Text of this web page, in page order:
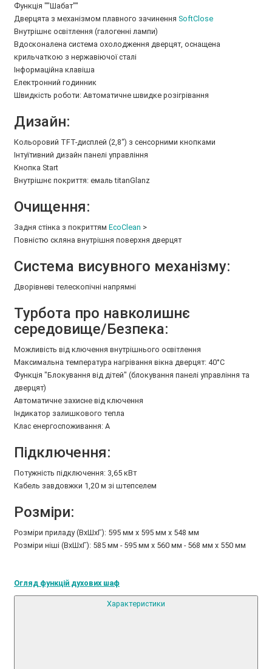
Функція ""Шабат""
Дверцята з механізмом плавного зачинення SoftClose
Внутрішнє освітлення (галогенні лампи)
Вдосконалена система охолодження дверцят, оснащена
крильчаткою з нержавіючої сталі
Інформаційна клавіша
Електронний годинник
Швидкість роботи: Автоматичне швидке розігрівання
Дизайн:
Кольоровий TFT-дисплей (2,8“) з сенсорними кнопками
Інтуїтивний дизайн панелі управління
Кнопка Start
Внутрішнє покриття: емаль titanGlanz
Очищення:
Задня стінка з покриттям EcoClean >
Повністю скляна внутрішня поверхня дверцят
Система висувного механізму:
Дворівневі телескопічні напрямні
Турбота про навколишнє
середовище/Безпека:
Можливість від ключення внутрішнього освітлення
Максимальна температура нагрівання вікна дверцят: 40°C
Функція "Блокування від дітей" (блокування панелі управління та
дверцят)
Автоматичне захисне від ключення
Індикатор залишкового тепла
Клас енергоспоживання: A
Підключення:
Потужність підключення: 3,65 кВт
Кабель завдовжки 1,20 м зі штепселем
Розміри:
Розміри приладу (ВхШхГ): 595 мм x 595 мм x 548 мм
Розміри ніші (ВxШxГ): 585 мм - 595 мм x 560 мм - 568 мм x 550 мм
Огляд функцій духових шаф